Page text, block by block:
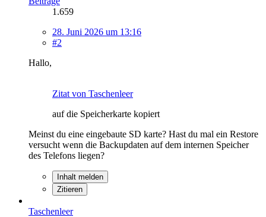
1.659
28. Juni 2026 um 13:16
#2
Hallo,
Zitat von Taschenleer
auf die Speicherkarte kopiert
Meinst du eine eingebaute SD karte? Hast du mal ein Restore
versucht wenn die Backupdaten auf dem internen Speicher
des Telefons liegen?
Inhalt melden
Zitieren
Taschenleer